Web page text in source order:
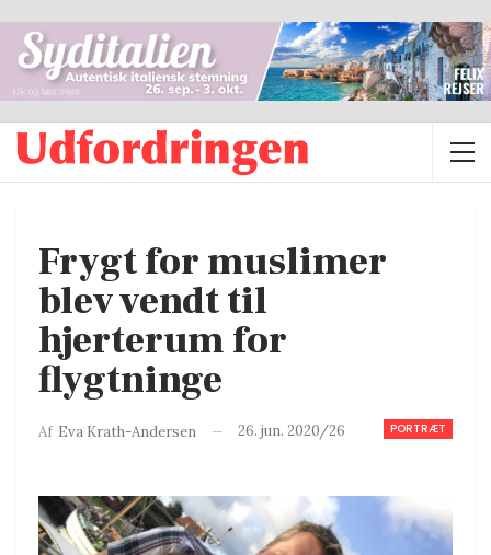
Frygt for muslimer
blev vendt til
hjerterum for
flygtninge
PORTRÆT
Af Eva Krath-Andersen 26. jun. 2020/26